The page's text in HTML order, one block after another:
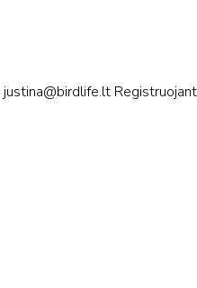
justina@birdlife.lt